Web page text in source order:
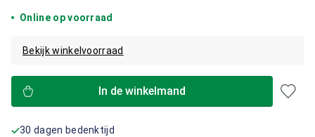
Online op voorraad
Bekijk winkelvoorraad
In de winkelmand
30 dagen bedenktijd